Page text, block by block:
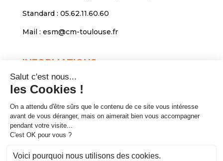
Standard : 05.62.11.60.60
Mail : esm@cm-toulouse.fr
INFORMATIONS
Mentions légales
Protection des données personnelles
Venir nous voir